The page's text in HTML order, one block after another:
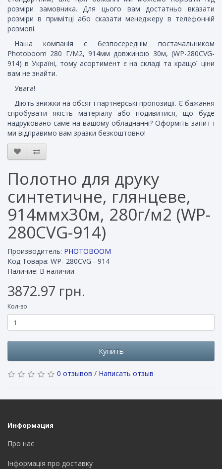
розміри замовника. Для цього вам достатньо вказати
розміри в примітці або сказати менеджеру в телефонній
розмові.
Наша компанія є безпосереднім постачальником
Photoboom 280 Г/М2, 914мм довжиною 30м, (WP-280CVG-
914) в Україні, тому асортимент є на складі та кращої ціни
вам не знайти.
Увага!
Діють знижки на обсяг і партнерські пропозиції. Є бажання
спробувати якість матеріалу або подивитися, що буде
надруковано саме на вашому обладнанні? Оформіть запит і
ми відправимо вам зразки безкоштовно!
Полотно для друку
синтетичне, глянцеве,
914ммх30м, 280г/м2 (WP-
280CVG-914)
Производитель: PHOTOBOOM
Код Товара: WP- 280CVG - 914
Наличие: В наличии
3872.97 грн.
Кол-во
Купить
0 отзывов / Написать отзыв
Информация
Про нас
Інформація про доставку